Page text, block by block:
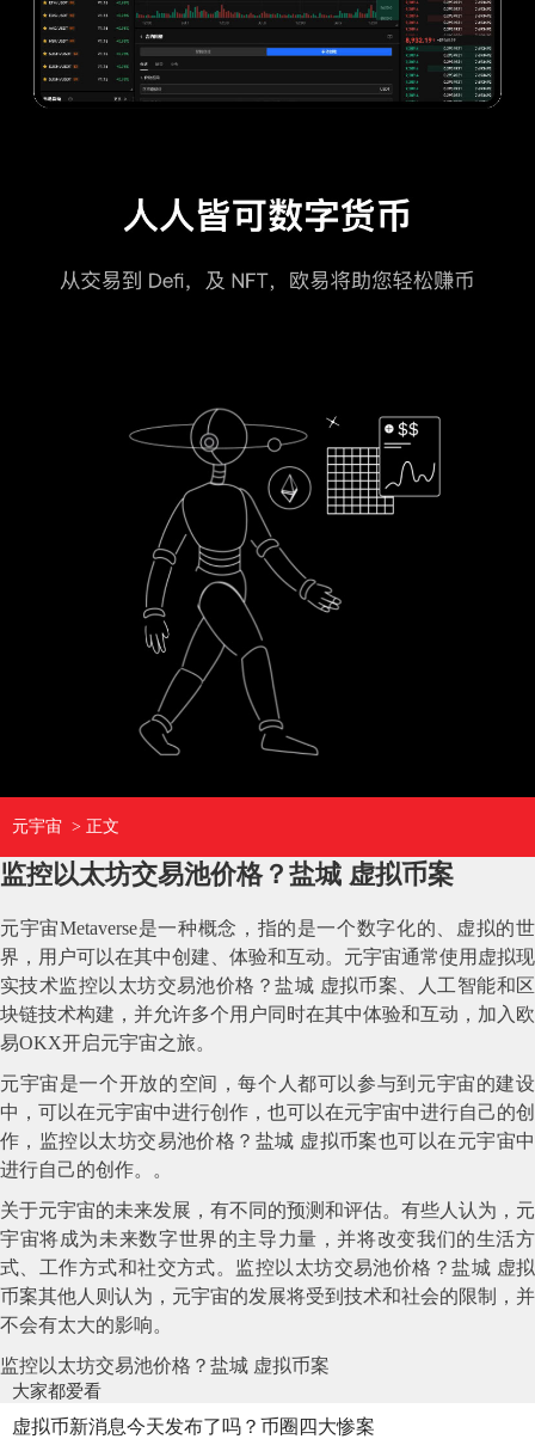
元宇宙 > 正文
监控以太坊交易池价格？盐城 虚拟币案
元宇宙Metaverse是一种概念，指的是一个数字化的、虚拟的世
界，用户可以在其中创建、体验和互动。元宇宙通常使用虚拟现
实技术监控以太坊交易池价格？盐城 虚拟币案、人工智能和区
块链技术构建，并允许多个用户同时在其中体验和互动，加入欧
易OKX开启元宇宙之旅。
元宇宙是一个开放的空间，每个人都可以参与到元宇宙的建设
中，可以在元宇宙中进行创作，也可以在元宇宙中进行自己的创
作，监控以太坊交易池价格？盐城 虚拟币案也可以在元宇宙中
进行自己的创作。。
关于元宇宙的未来发展，有不同的预测和评估。有些人认为，元
宇宙将成为未来数字世界的主导力量，并将改变我们的生活方
式、工作方式和社交方式。监控以太坊交易池价格？盐城 虚拟
币案其他人则认为，元宇宙的发展将受到技术和社会的限制，并
不会有太大的影响。
监控以太坊交易池价格？盐城 虚拟币案
大家都爱看
虚拟币新消息今天发布了吗？币圈四大惨案